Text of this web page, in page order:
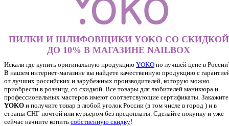
ПИЛКИ И ШЛИФОВЩИКИ YOKO СО СКИДКОЙ
ДО 10% В МАГАЗИНЕ NAILBOX
Искали где купить оригинальную продукцию YOKO по лучшей цене в
В нашем интернет-магазине вы найдете качественную продукцию с
от лучших российских и зарубежных производителей, которую можно
приобрести в розницу, со скидкой. Все товары для любителей маникюра и
профессиональных мастеров имеют соответсвующие сертификаты. Закажите
YOKO и получите товар в любой уголок России (в том числе в город ) и в
страны СНГ почтой или курьером без предоплаты. Сделайте покупку и уже
сейчас начните копить собственную скидку!